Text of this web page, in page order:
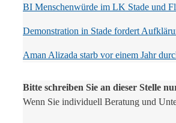
BI Menschenwürde im LK Stade und
Demonstration in Stade fordert
Aman Alizada starb vor einem Jahr
Bitte schreiben Sie an dieser Stelle
Wenn Sie individuell Beratung und